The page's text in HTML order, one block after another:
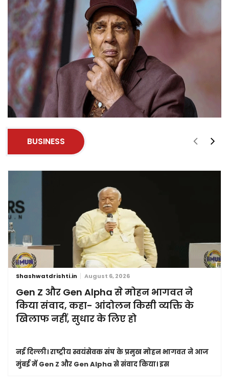
BUSINESS
Shashwatdrishti.in August 6, 2026
Gen Z और Gen Alpha से मोहन भागवत ने
किया संवाद, कहा- आंदोलन किसी व्यक्ति के
खिलाफ नहीं, सुधार के लिए हो
नई दिल्ली।राष्ट्रीय स्वयंसेवक संघ के प्रमुख मोहन भागवत ने आज
मुंबई में Gen Z और Gen Alpha से संवाद किया। इस